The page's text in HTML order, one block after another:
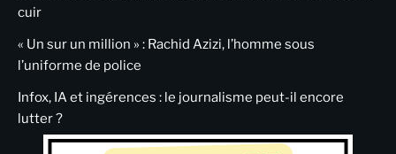
cuir
« Un sur un million » : Rachid Azizi, l’homme sous
l’uniforme de police
Infox, IA et ingérences : le journalisme peut-il encore
lutter ?